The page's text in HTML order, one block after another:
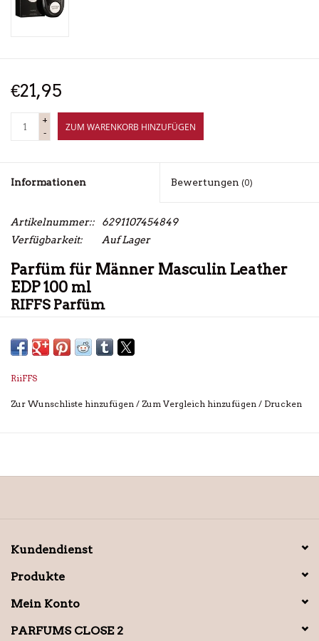
€21,95
+
-
ZUM WARENKORB HINZUFÜGEN
Informationen Bewertungen (0)
Artikelnummer::
6291107454849
Verfügbarkeit:
Auf Lager
Parfüm für Männer Masculin Leather
EDP 100 ml
RIFFS Parfüm
RiiFFS
Zur Wunschliste hinzufügen / Zum Vergleich hinzufügen / Drucken
Kundendienst
Produkte
Mein Konto
PARFUMS CLOSE 2